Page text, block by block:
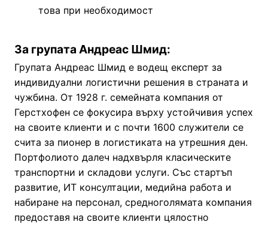
това при необходимост
За групата Андреас Шмид:
Групата Андреас Шмид е водещ експерт за
индивидуални логистични решения в страната и
чужбина. От 1928 г. семейната компания от
Герстхофен се фокусира върху устойчивия успех
на своите клиенти и с почти 1600 служители се
счита за пионер в логистиката на утрешния ден.
Портфолиото далеч надхвърля класическите
транспортни и складови услуги. Със стартъп
развитие, ИТ консултации, медийна работа и
набиране на персонал, средноголямата компания
предоставя на своите клиенти цялостно